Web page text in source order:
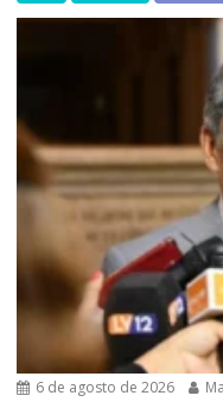
6 de agosto de 2026